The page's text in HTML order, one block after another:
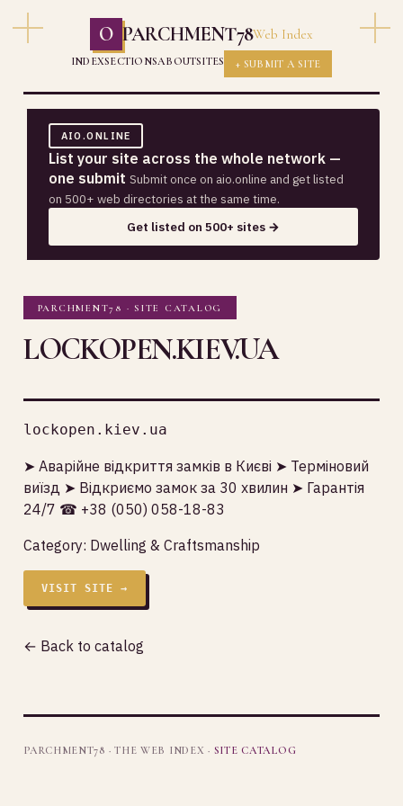
O PARCHMENT78Web Index
INDEXSECTIONSABOUTSITES + SUBMIT A SITE
AIO.ONLINE
List your site across the whole network —
one submit Submit once on aio.online and get listed
on 500+ web directories at the same time.
Get listed on 500+ sites →
PARCHMENT78 · SITE CATALOG
LOCKOPEN.KIEV.UA
lockopen.kiev.ua
➤ Аварійне відкриття замків в Києві ➤ Терміновий
виїзд ➤ Відкриємо замок за 30 хвилин ➤ Гарантія
24/7 ☎ +38 (050) 058-18-83
Category: Dwelling & Craftsmanship
VISIT SITE →
← Back to catalog
PARCHMENT78 · THE WEB INDEX · SITE CATALOG